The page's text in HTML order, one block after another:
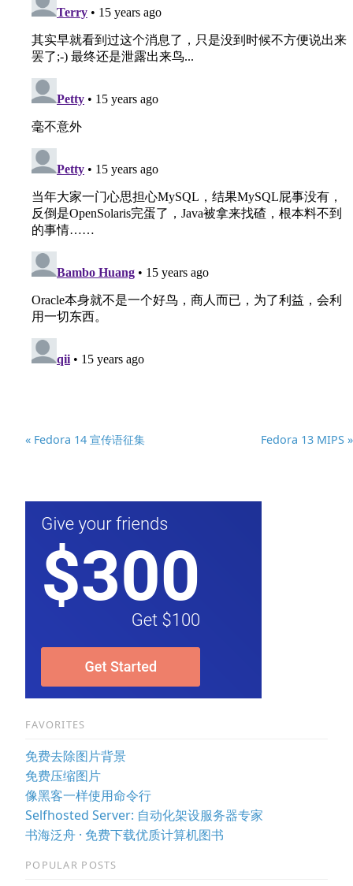
« Fedora 14 宣传语征集 Fedora 13 MIPS »
FAVORITES
免费去除图片背景
免费压缩图片
像黑客一样使用命令行
Selfhosted Server: 自动化架设服务器专家
书海泛舟 · 免费下载优质计算机图书
POPULAR POSTS